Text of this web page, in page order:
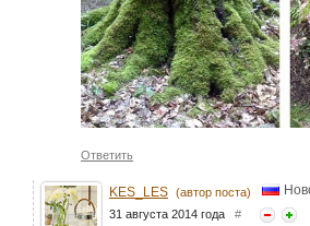
Ответить
KES_LES (автор поста)
31 августа 2014 года #